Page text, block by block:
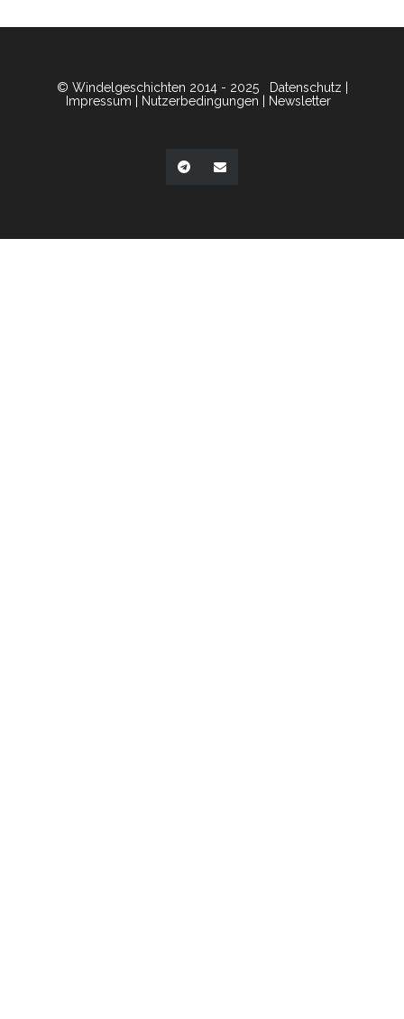
© Windelgeschichten 2014 - 2025 Datenschutz
Impressum
Nutzerbedingungen Newsletter